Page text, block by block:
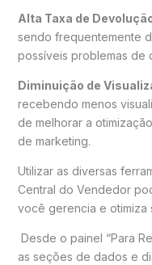
Alta Taxa de
sendo frequentemente
possíveis problemas de
Diminuição de
recebendo menos
de melhorar a
de marketing.
Utilizar as diversas
Central do Vendedor
você gerencia e otimiza
Desde o painel “Para
as seções de dados e